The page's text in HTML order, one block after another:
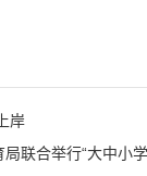
岸
联合举行“大中小